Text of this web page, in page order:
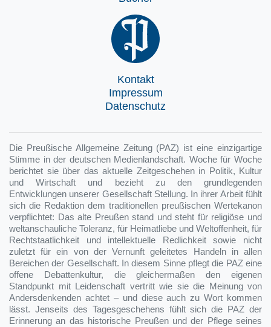
Kontakt
Impressum
Datenschutz
Die Preußische Allgemeine Zeitung (PAZ) ist eine einzigartige
Stimme in der deutschen Medienlandschaft. Woche für Woche
berichtet sie über das aktuelle Zeitgeschehen in Politik, Kultur
und Wirtschaft und bezieht zu den grundlegenden
Entwicklungen unserer Gesellschaft Stellung. In ihrer Arbeit fühlt
sich die Redaktion dem traditionellen preußischen Wertekanon
verpflichtet: Das alte Preußen stand und steht für religiöse und
weltanschauliche Toleranz, für Heimatliebe und Weltoffenheit, für
Rechtstaatlichkeit und intellektuelle Redlichkeit sowie nicht
zuletzt für ein von der Vernunft geleitetes Handeln in allen
Bereichen der Gesellschaft. In diesem Sinne pflegt die PAZ eine
offene Debattenkultur, die gleichermaßen den eigenen
Standpunkt mit Leidenschaft vertritt wie sie die Meinung von
Andersdenkenden achtet – und diese auch zu Wort kommen
lässt. Jenseits des Tagesgeschehens fühlt sich die PAZ der
Erinnerung an das historische Preußen und der Pflege seines